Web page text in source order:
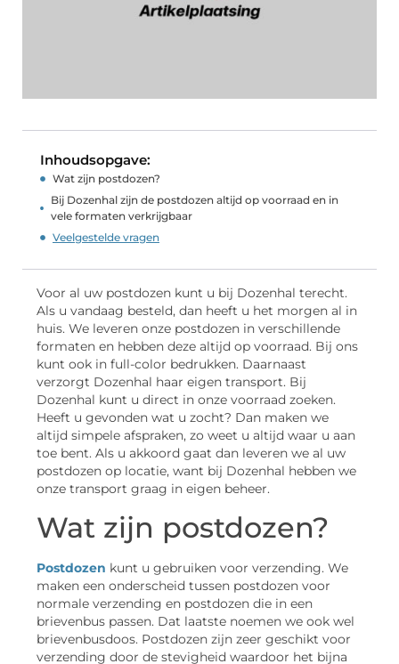
Inhoudsopgave:
Wat zijn postdozen?
Bij Dozenhal zijn de postdozen altijd op voorraad en in
vele formaten verkrijgbaar
Veelgestelde vragen
Voor al uw postdozen kunt u bij Dozenhal terecht.
Als u vandaag besteld, dan heeft u het morgen al in
huis. We leveren onze postdozen in verschillende
formaten en hebben deze altijd op voorraad. Bij ons
kunt ook in full-color bedrukken. Daarnaast
verzorgt Dozenhal haar eigen transport. Bij
Dozenhal kunt u direct in onze voorraad zoeken.
Heeft u gevonden wat u zocht? Dan maken we
altijd simpele afspraken, zo weet u altijd waar u aan
toe bent. Als u akkoord gaat dan leveren we al uw
postdozen op locatie, want bij Dozenhal hebben we
onze transport graag in eigen beheer.
Wat zijn postdozen?
Postdozen kunt u gebruiken voor verzending. We
maken een onderscheid tussen postdozen voor
normale verzending en postdozen die in een
brievenbus passen. Dat laatste noemen we ook wel
brievenbusdoos. Postdozen zijn zeer geschikt voor
verzending door de stevigheid waardoor het bijna